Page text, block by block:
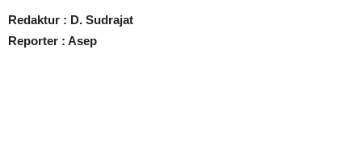
Redaktur : D. Sudrajat
Reporter : Asep